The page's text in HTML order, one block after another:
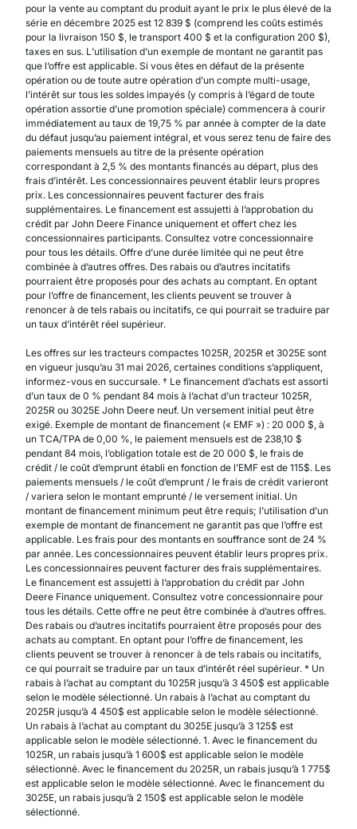
pour la vente au comptant du produit ayant le prix le plus élevé de la
série en décembre 2025 est 12 839 $ (comprend les coûts estimés
pour la livraison 150 $, le transport 400 $ et la configuration 200 $),
taxes en sus. L’utilisation d’un exemple de montant ne garantit pas
que l’offre est applicable. Si vous êtes en défaut de la présente
opération ou de toute autre opération d’un compte multi-usage,
l’intérêt sur tous les soldes impayés (y compris à l’égard de toute
opération assortie d’une promotion spéciale) commencera à courir
immédiatement au taux de 19,75 % par année à compter de la date
du défaut jusqu’au paiement intégral, et vous serez tenu de faire des
paiements mensuels au titre de la présente opération
correspondant à 2,5 % des montants financés au départ, plus des
frais d’intérêt. Les concessionnaires peuvent établir leurs propres
prix. Les concessionnaires peuvent facturer des frais
supplémentaires. Le financement est assujetti à l’approbation du
crédit par John Deere Finance uniquement et offert chez les
concessionnaires participants. Consultez votre concessionnaire
pour tous les détails. Offre d’une durée limitée qui ne peut être
combinée à d’autres offres. Des rabais ou d’autres incitatifs
pourraient être proposés pour des achats au comptant. En optant
pour l’offre de financement, les clients peuvent se trouver à
renoncer à de tels rabais ou incitatifs, ce qui pourrait se traduire par
un taux d’intérêt réel supérieur.
Les offres sur les tracteurs compactes 1025R, 2025R et 3025E sont
en vigueur jusqu’au 31 mai 2026, certaines conditions s’appliquent,
informez-vous en succursale. † Le financement d’achats est assorti
d’un taux de 0 % pendant 84 mois à l’achat d’un tracteur 1025R,
2025R ou 3025E John Deere neuf. Un versement initial peut être
exigé. Exemple de montant de financement (« EMF ») : 20 000 $, à
un TCA/TPA de 0,00 %, le paiement mensuels est de 238,10 $
pendant 84 mois, l’obligation totale est de 20 000 $, le frais de
crédit / le coût d’emprunt établi en fonction de l’EMF est de 115$. Les
paiements mensuels / le coût d’emprunt / le frais de crédit varieront
/ variera selon le montant emprunté / le versement initial. Un
montant de financement minimum peut être requis; l’utilisation d’un
exemple de montant de financement ne garantit pas que l’offre est
applicable. Les frais pour des montants en souffrance sont de 24 %
par année. Les concessionnaires peuvent établir leurs propres prix.
Les concessionnaires peuvent facturer des frais supplémentaires.
Le financement est assujetti à l’approbation du crédit par John
Deere Finance uniquement. Consultez votre concessionnaire pour
tous les détails. Cette offre ne peut être combinée à d’autres offres.
Des rabais ou d’autres incitatifs pourraient être proposés pour des
achats au comptant. En optant pour l’offre de financement, les
clients peuvent se trouver à renoncer à de tels rabais ou incitatifs,
ce qui pourrait se traduire par un taux d’intérêt réel supérieur. * Un
rabais à l’achat au comptant du 1025R jusqu’à 3 450$ est applicable
selon le modèle sélectionné. Un rabais à l’achat au comptant du
2025R jusqu’à 4 450$ est applicable selon le modèle sélectionné.
Un rabais à l’achat au comptant du 3025E jusqu’à 3 125$ est
applicable selon le modèle sélectionné. 1. Avec le financement du
1025R, un rabais jusqu’à 1 600$ est applicable selon le modèle
sélectionné. Avec le financement du 2025R, un rabais jusqu’à 1 775$
est applicable selon le modèle sélectionné. Avec le financement du
3025E, un rabais jusqu’à 2 150$ est applicable selon le modèle
sélectionné.